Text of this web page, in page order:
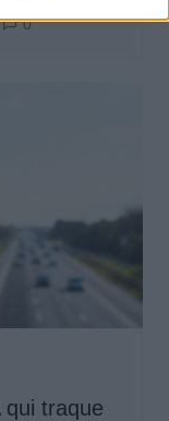
0
qui traque